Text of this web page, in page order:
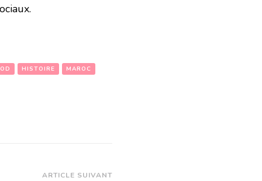
HISTOIRE MAROC
ARTICLE SUIVANT